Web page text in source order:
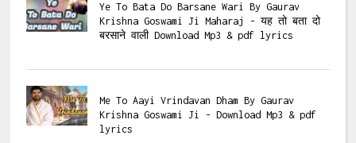
Ye To Bata Do Barsane Wari By Gaurav
Krishna Goswami Ji Maharaj - यह तो बता दो
बरसाने वाली Download Mp3 & pdf lyrics
Me To Aayi Vrindavan Dham By Gaurav
Krishna Goswami Ji - Download Mp3 & pdf
lyrics